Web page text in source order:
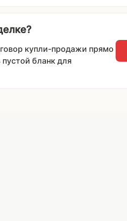
купли-продажи прямо
пустой бланк для